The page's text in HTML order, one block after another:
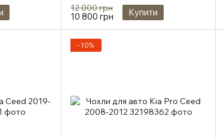
12 000 грн
10 800 грн Купити
−10%